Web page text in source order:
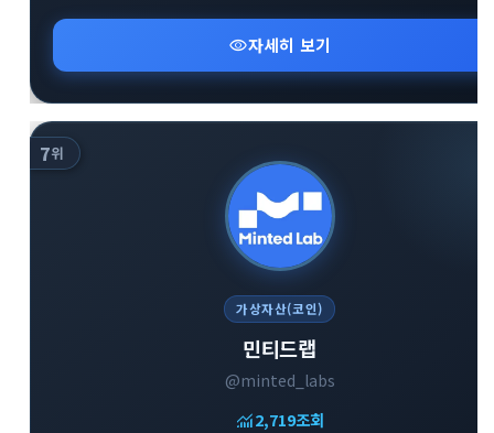
visibility자세히 보기
7위
가상자산(코인)
민티드랩
@minted_labs
monitoring2,719조회